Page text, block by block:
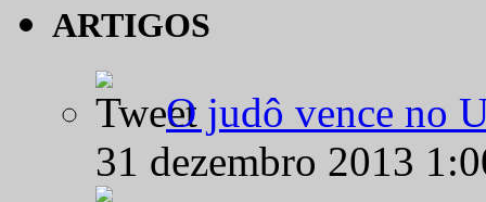
ARTIGOS
O judô vence no
31 dezembro 2013